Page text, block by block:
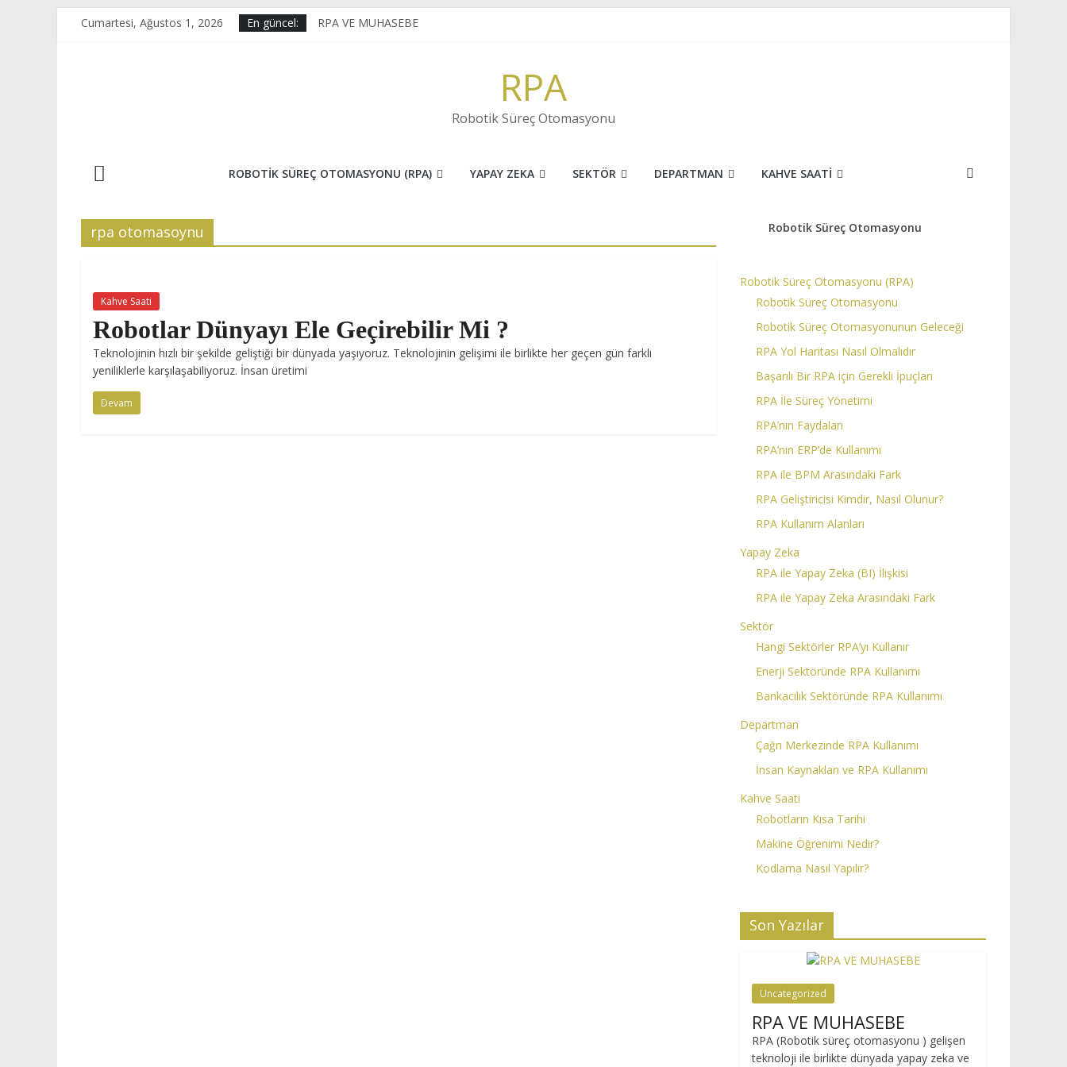
Cumartesi, Ağustos 1, 2026 En güncel:
RPA VE MUHASEBE
OPTİK KARAKTER TANIMA(OCR) NEDİR?RPA
Robotik Süreç Otomasyonu
ROBOTIK SÜREÇ OTOMASYONU (RPA) YAPAY ZEKA SEKTÖR DEPARTMAN KAHVE SAATI
rpa otomasoynu
Kahve Saati
Robotlar Dünyayı Ele Geçirebilir Mi ?
Teknolojinin hızlı bir şekilde geliştiği bir dünyada yaşıyoruz. Teknolojinin gelişimi ile birlikte her geçen gün farklı
yeniliklerle karşılaşabiliyoruz. İnsan üretimi
Devam
Robotik Süreç Otomasyonu
Robotik Süreç Otomasyonu (RPA)
Robotik Süreç Otomasyonu
Robotik Süreç Otomasyonunun Geleceği
RPA Yol Haritası Nasıl Olmalıdır
Başarılı Bir RPA için Gerekli İpuçları
RPA İle Süreç Yönetimi
RPA’nın Faydaları
RPA’nın ERP’de Kullanımı
RPA ile BPM Arasındaki Fark
RPA Geliştiricisi Kimdir, Nasıl Olunur?
RPA Kullanım Alanları
Yapay Zeka
RPA ile Yapay Zeka (BI) İlişkisi
RPA ile Yapay Zeka Arasındaki Fark
Sektör
Hangi Sektörler RPA’yı Kullanır
Enerji Sektöründe RPA Kullanımı
Bankacılık Sektöründe RPA Kullanımı
Departman
Çağrı Merkezinde RPA Kullanımı
İnsan Kaynakları ve RPA Kullanımı
Kahve Saati
Robotların Kısa Tarihi
Makine Öğrenimi Nedir?
Kodlama Nasıl Yapılır?
Son Yazılar
Uncategorized
RPA VE MUHASEBE
RPA (Robotik süreç otomasyonu ) gelişen
teknoloji ile birlikte dünyada yapay zeka ve